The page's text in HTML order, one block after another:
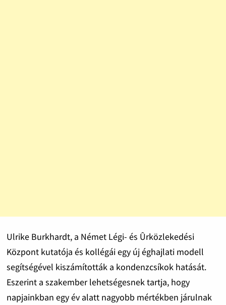
Ulrike Burkhardt, a Német Légi- és Ûrközlekedési
Központ kutatója és kollégái egy új éghajlati modell
segítségével kiszámították a kondenzcsíkok hatását.
Eszerint a szakember lehetségesnek tartja, hogy
napjainkban egy év alatt nagyobb mértékben járulnak